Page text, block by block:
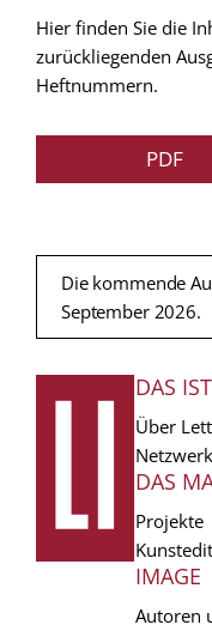
Hier finden Sie die
zurückliegenden
Heftnummern.
PDF
Die kommende
September 2026.
DAS
Über
Netzwerk
DAS
Projekte
IMAGE
Autoren